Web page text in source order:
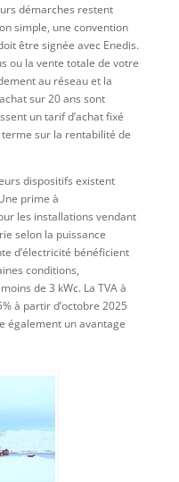
démarches restent
simple, une convention
être signée avec Enedis.
ou la vente totale de votre
au réseau et la
sur 20 ans sont
un tarif d’achat fixé
sur la rentabilité de
dispositifs existent
prime à
les installations vendant
selon la puissance
d’électricité bénéficient
conditions,
de 3 kWc. La TVA à
à partir d’octobre 2025
également un avantage